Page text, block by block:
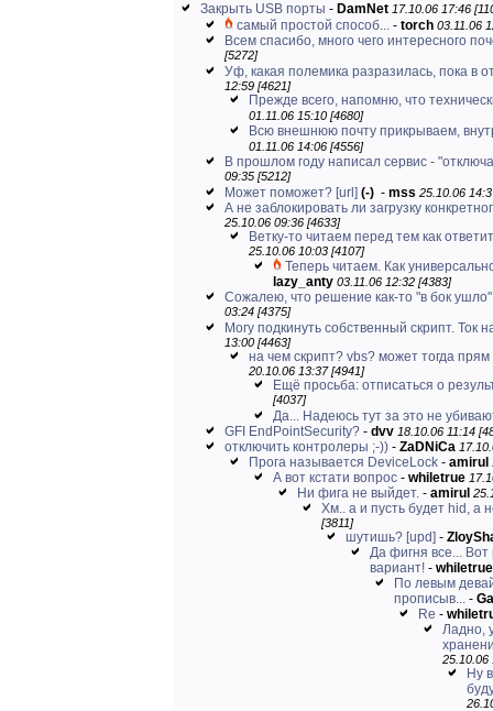
Закрыть USB порты - DamNet 17.10.06 17:46
самый простой способ... - torch 03.11.06
Всем спасибо, много чего интересного
[5272]
Уф, какая полемика разразилась, пока в
12:59 [4621]
Прежде всего, напомню, что
01.11.06 15:10 [4680]
Всю внешнюю почту прикрываем,
01.11.06 14:06 [4556]
В прошлом году написал сервис -
09:35 [5212]
Может поможет? [url] (-) - mss 25.10.06
А не заблокировать ли загрузку
25.10.06 09:36 [4633]
Ветку-то читаем перед тем как
25.10.06 10:03 [4107]
Теперь читаем. Как
lazy_anty 03.11.06 12:32 [4383]
Сожалею, что решение как-то "в бок
03:24 [4375]
Могу подкинуть собственный скрипт. Ток
13:00 [4463]
на чем скрипт? vbs? может тогда
20.10.06 13:37 [4941]
Ещё просьба: отписаться о
[4037]
Да... Надеюсь тут за это не
GFI EndPointSecurity? - dvv 18.10.06 11:14
отключить контролеры ;-)) - ZaDNiCa
Прога называется DeviceLock - amirul
А вот кстати вопрос - whiletrue
Ни фига не выйдет. - amirul
Хм.. а и пусть будет hid, а
[3811]
шутишь? [upd] -
Да фигня все...
вариант! - whiletrue
По левым
прописыв... -
Re -
Ладно,
25.10.06
Ну